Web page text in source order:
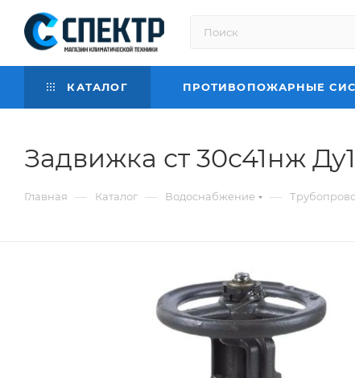
КАТАЛОГ ПРОТИВОПОЖАРНЫЕ
Задвижка ст 30с41нж
Главная — Каталог — Водоснабжение —